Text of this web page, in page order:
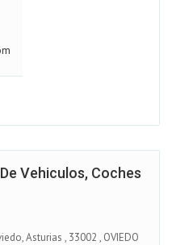
Vehiculos, Coches
Asturias , 33002 , OVIEDO